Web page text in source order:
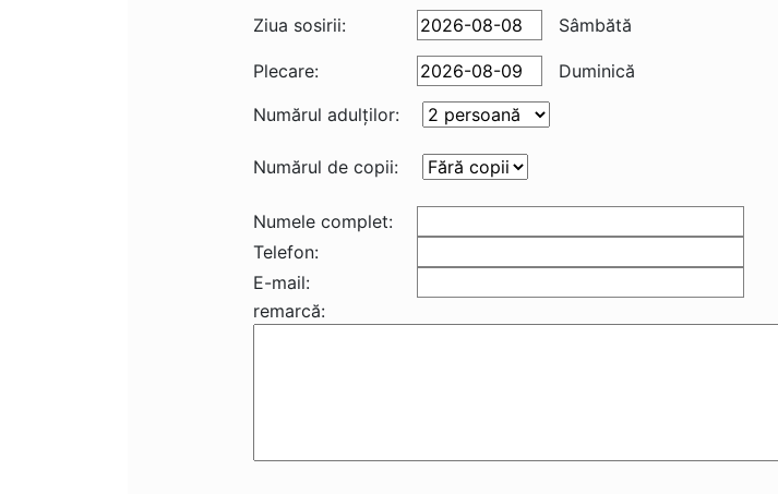
Ziua sosirii: Sâmbătă
Plecare:
Duminică
Numărul adulţilor:
Numărul de copii:
Numele complet:
Telefon:
E-mail:
remarcă: